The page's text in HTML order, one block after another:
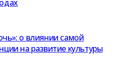
о влиянии самой
на развитие культуры